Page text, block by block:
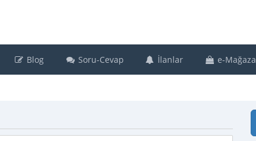
Blog Soru-Cevap İlanlar e-Mağaza